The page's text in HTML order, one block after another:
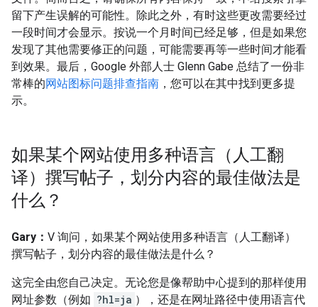
留下产生误解的可能性。除此之外，有时这些更改需要经过
一段时间才会显示。按说一个月时间已经足够，但是如果您
发现了其他需要修正的问题，可能需要再等一些时间才能看
到效果。最后，Google 外部人士 Glenn Gabe 总结了一份非
常棒的网站图标问题排查指南 ，您可以在其中找到更多提
示。
如果某个网站使用多种语言（人工翻
译）撰写帖子，划分内容的最佳做法是
什么？
Gary： V 询问，如果某个网站使用多种语言（人工翻译）
撰写帖子，划分内容的最佳做法是什么？
这完全由您自己决定。无论您是像帮助中心提到的那样使用
网址参数（例如 ?hl=ja ），还是在网址路径中使用语言代